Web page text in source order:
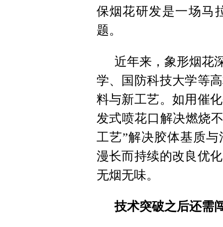
保烟花研发是一场马
题。
近年来，象形烟花
学、国防科技大学等
料与新工艺。如用催
发式喷花口解决燃烧
工艺”解决胶体基质
漫长而持续的改良优
无烟无味。
技术突破之后还需